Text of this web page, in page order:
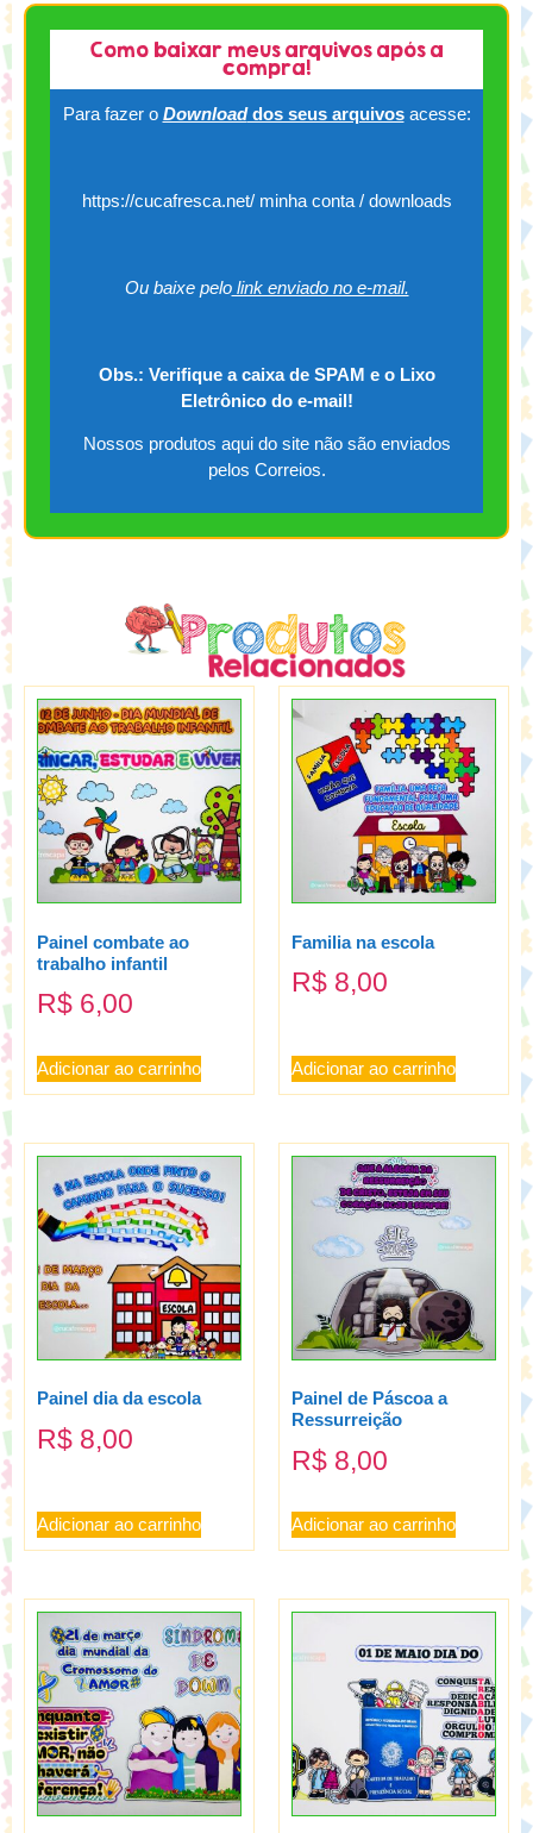
Como baixar meus arquivos após a
compra!
Para fazer o Downloaddos seus arquivos acesse:
https://cucafresca.net/ minha conta / downloads
Ou baixe pelolink enviado no e-mail.
Obs.: Verifique a caixa de SPAM e o Lixo
Eletrônico do e-mail!
Nossos produtos aqui do site não são enviados
pelos Correios.
Painel combate ao
trabalho infantil
R$ 6,00
Adicionar ao carrinho
Familia na escola
R$ 8,00
Adicionar ao carrinho
Painel dia da escola
R$ 8,00
Adicionar ao carrinho
Painel de Páscoa a
Ressurreição
R$ 8,00
Adicionar ao carrinho